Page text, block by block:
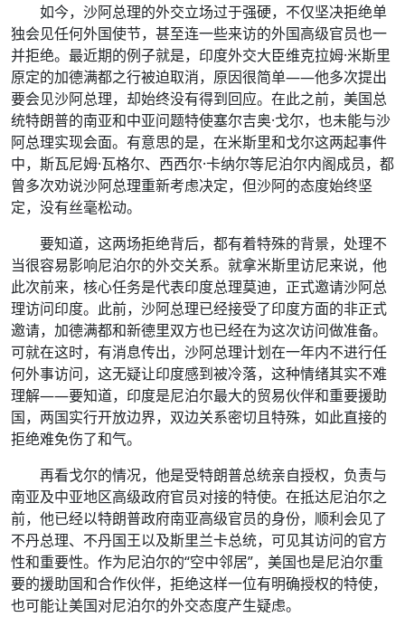
如今，沙阿总理的外交立场过于强硬，不仅坚决拒绝单
独会见任何外国使节，甚至连一些来访的外国高级官员也一
并拒绝。最近期的例子就是，印度外交大臣维克拉姆·米斯里
原定的加德满都之行被迫取消，原因很简单——他多次提出
要会见沙阿总理，却始终没有得到回应。在此之前，美国总
统特朗普的南亚和中亚问题特使塞尔吉奥·戈尔，也未能与沙
阿总理实现会面。有意思的是，在米斯里和戈尔这两起事件
中，斯瓦尼姆·瓦格尔、西西尔·卡纳尔等尼泊尔内阁成员，都
曾多次劝说沙阿总理重新考虑决定，但沙阿的态度始终坚
定，没有丝毫松动。
要知道，这两场拒绝背后，都有着特殊的背景，处理不
当很容易影响尼泊尔的外交关系。就拿米斯里访尼来说，他
此次前来，核心任务是代表印度总理莫迪，正式邀请沙阿总
理访问印度。此前，沙阿总理已经接受了印度方面的非正式
邀请，加德满都和新德里双方也已经在为这次访问做准备。
可就在这时，有消息传出，沙阿总理计划在一年内不进行任
何外事访问，这无疑让印度感到被冷落，这种情绪其实不难
理解——要知道，印度是尼泊尔最大的贸易伙伴和重要援助
国，两国实行开放边界，双边关系密切且特殊，如此直接的
拒绝难免伤了和气。
再看戈尔的情况，他是受特朗普总统亲自授权，负责与
南亚及中亚地区高级政府官员对接的特使。在抵达尼泊尔之
前，他已经以特朗普政府南亚高级官员的身份，顺利会见了
不丹总理、不丹国王以及斯里兰卡总统，可见其访问的官方
性和重要性。作为尼泊尔的“空中邻居”，美国也是尼泊尔重
要的援助国和合作伙伴，拒绝这样一位有明确授权的特使，
也可能让美国对尼泊尔的外交态度产生疑虑。